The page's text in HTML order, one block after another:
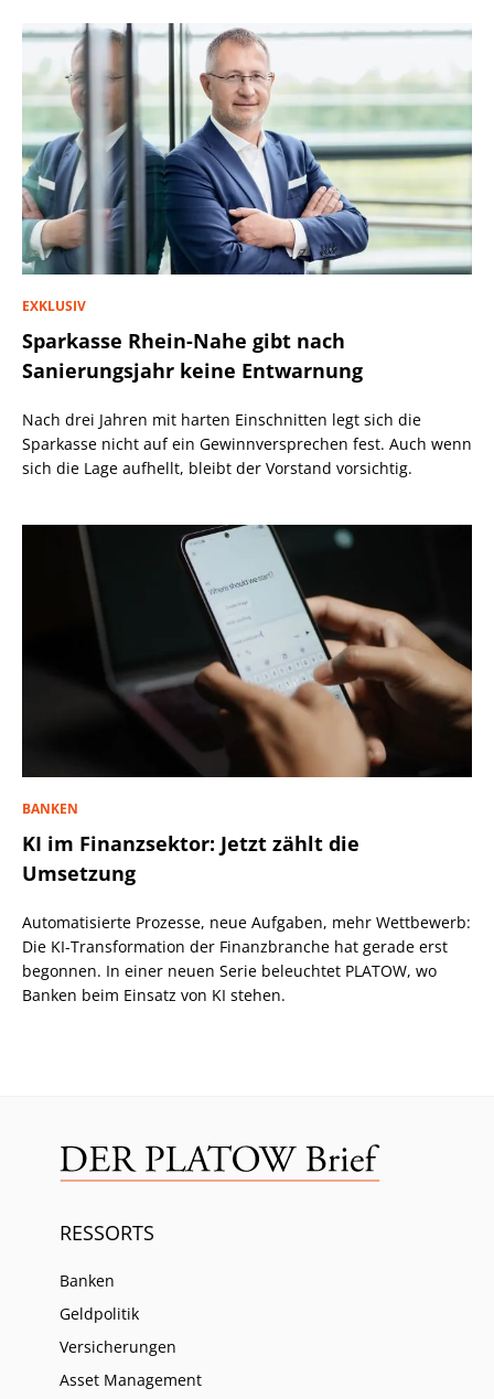
EXKLUSIV
Sparkasse Rhein-Nahe gibt nach
Sanierungsjahr keine Entwarnung
Nach drei Jahren mit harten Einschnitten legt sich die
Sparkasse nicht auf ein Gewinnversprechen fest. Auch wenn
sich die Lage aufhellt, bleibt der Vorstand vorsichtig.
BANKEN
KI im Finanzsektor: Jetzt zählt die
Umsetzung
Automatisierte Prozesse, neue Aufgaben, mehr Wettbewerb:
Die KI-Transformation der Finanzbranche hat gerade erst
begonnen. In einer neuen Serie beleuchtet PLATOW, wo
Banken beim Einsatz von KI stehen.
RESSORTS
Banken
Geldpolitik
Versicherungen
Asset Management